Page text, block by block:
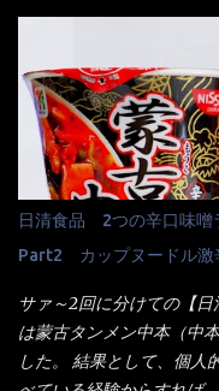
く行きましたねぇ～ だか
いた）が料理に必ず付い
スでは・・・それは無い
プで、タイ料理をどの様
だなぁ～ 因みにガパオ
キンが多く豚や牛もあり
く、粗挽きの肉になるん
焼きが本来です。 今回は
オタイなのと比べれば薄
ズ】が必要だナァ～ 笑
く...
ている訳で何故に敢えて
格は、緑のたぬきの実売
でした。 殆ど変わらない
メーカーHPから情報を
て居ない物質を赤色） ☆
造)、そば粉、植物油脂、
かやく(小えびてんぷら、
ょうゆ、魚介エキス、た
脂)／加工でん粉、調味
ル色素、リン酸塩(Na)、
ミンE)、クチナシ色素、
タミンB1、香辛料抽出物
日清食品 2つの辛口味噌
Part2 カップヌードル激
サァ～2回に分けての【
は蒙古タンメン中本（中
した。 結果として、個人